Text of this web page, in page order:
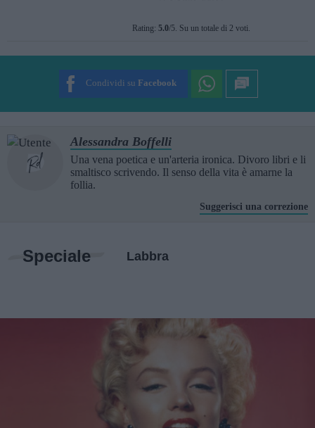
SUBMIT RATING
Rating: 5.0/5. Su un totale di 2 voti.
Condividi su Facebook
Alessandra Boffelli
Una vena poetica e un'arteria ironica. Divoro libri e li
smaltisco scrivendo. Il senso della vita è amarne la
follia.
Suggerisci una correzione
Speciale Labbra